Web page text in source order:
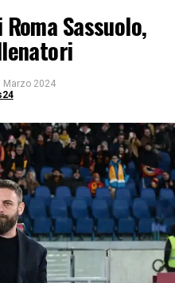
Sassuolo,
Marzo 2024